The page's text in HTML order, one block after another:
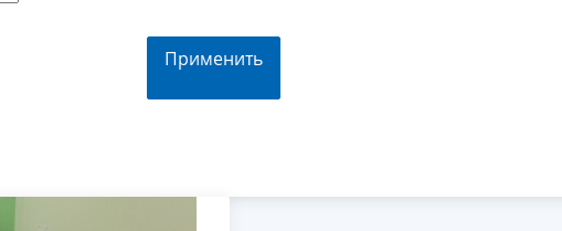
Применить